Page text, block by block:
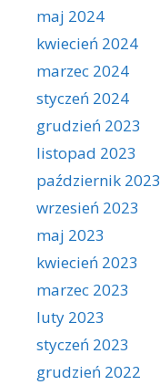
maj 2024
kwiecień 2024
marzec 2024
styczeń 2024
grudzień 2023
listopad 2023
październik 2023
wrzesień 2023
maj 2023
kwiecień 2023
marzec 2023
luty 2023
styczeń 2023
grudzień 2022